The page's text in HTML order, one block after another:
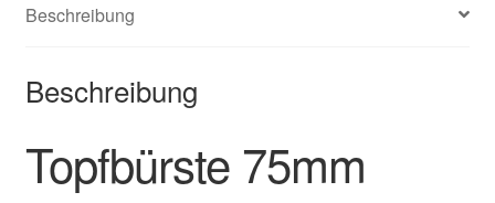
Beschreibung
Beschreibung
Topfbürste 75mm